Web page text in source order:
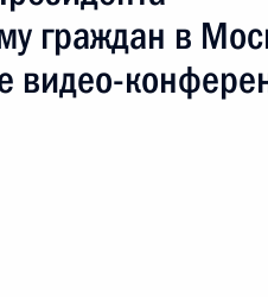
по итогам работы
Российской
граждан в
видео-